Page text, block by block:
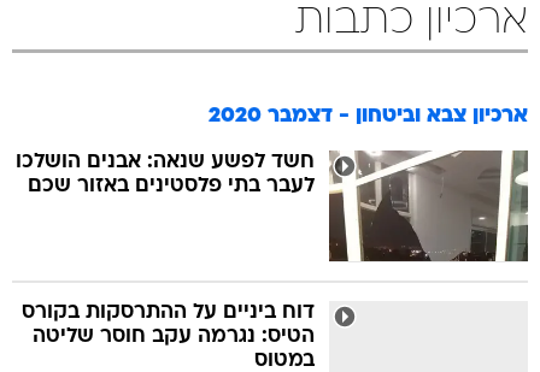
ארכיון כתבות
ארכיון צבא וביטחון - דצמבר 2020
חשד לפשע שנאה: אבנים הושלכו
לעבר בתי פלסטינים באזור שכם
דוח ביניים על ההתרסקות בקורס
הטיס: נגרמה עקב חוסר שליטה
במטוס